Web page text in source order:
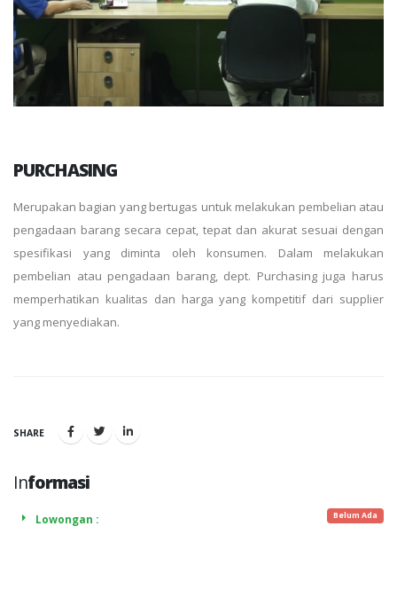
PURCHASING
Merupakan bagian yang bertugas untuk melakukan pembelian atau
pengadaan barang secara cepat, tepat dan akurat sesuai dengan
spesifikasi yang diminta oleh konsumen. Dalam melakukan
pembelian atau pengadaan barang, dept. Purchasing juga harus
memperhatikan kualitas dan harga yang kompetitif dari supplier
yang menyediakan.
SHARE
Informasi
Lowongan : Belum Ada